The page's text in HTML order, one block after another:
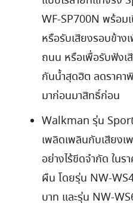
WF-SP700N พร้อม
หรือรับเสียงรอบข้า
ถนน หรือเพื่อรับฟังเ
กันน้ำสุดฮิต ลดราคา
มาก่อนมาสิทธิ์ก่อน
Walkman รุ่น
เพลิดเพลินกับเสียงเ
อย่างไร้ขีดจำกัด ใน
ผืน โดยรุ่น NW-
บาท และรุ่น NW-